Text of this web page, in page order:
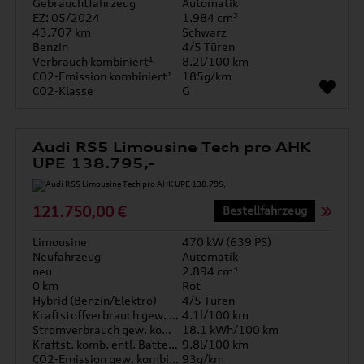
Gebrauchtfahrzeug
Automatik
EZ: 05/2024
1.984 cm³
43.707 km
Schwarz
Benzin
4/5 Türen
Verbrauch kombiniert¹
8.2l/100 km
CO2-Emission kombiniert¹
185g/km
CO2-Klasse
G
Audi RS5 Limousine Tech pro AHK
UPE 138.795,-
121.750,00 € Bestellfahrzeug
Limousine
470 kW (639 PS)
Neufahrzeug
Automatik
neu
2.894 cm³
0 km
Rot
Hybrid (Benzin/Elektro)
4/5 Türen
Kraftstoffverbrauch gew. kombiniert 4.1l/100 km
Stromverbrauch gew. kombiniert
18.1 kWh/100 km
Kraftst. komb. entl. Batterie 9.8l/100 km
CO2-Emission gew. kombiniert 93g/km